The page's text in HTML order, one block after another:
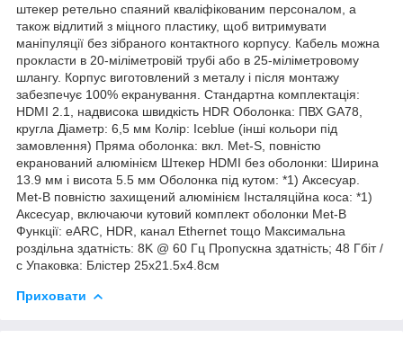
штекер ретельно спаяний кваліфікованим персоналом, а
також відлитий з міцного пластику, щоб витримувати
маніпуляції без зібраного контактного корпусу. Кабель можна
прокласти в 20-міліметровій трубі або в 25-міліметровому
шлангу. Корпус виготовлений з металу і після монтажу
забезпечує 100% екранування. Стандартна комплектація:
HDMI 2.1, надвисока швидкість HDR Оболонка: ПВХ GA78,
кругла Діаметр: 6,5 мм Колір: Iceblue (інші кольори під
замовлення) Пряма оболонка: вкл. Met-S, повністю
екранований алюмінієм Штекер HDMI без оболонки: Ширина
13.9 мм і висота 5.5 мм Оболонка під кутом: *1) Аксесуар.
Met-B повністю захищений алюмінієм Інсталяційна коса: *1)
Аксесуар, включаючи кутовий комплект оболонки Met-B
Функції: eARC, HDR, канал Ethernet тощо Максимальна
роздільна здатність: 8K @ 60 Гц Пропускна здатність; 48 Гбіт /
с Упаковка: Блістер 25x21.5x4.8см
Приховати